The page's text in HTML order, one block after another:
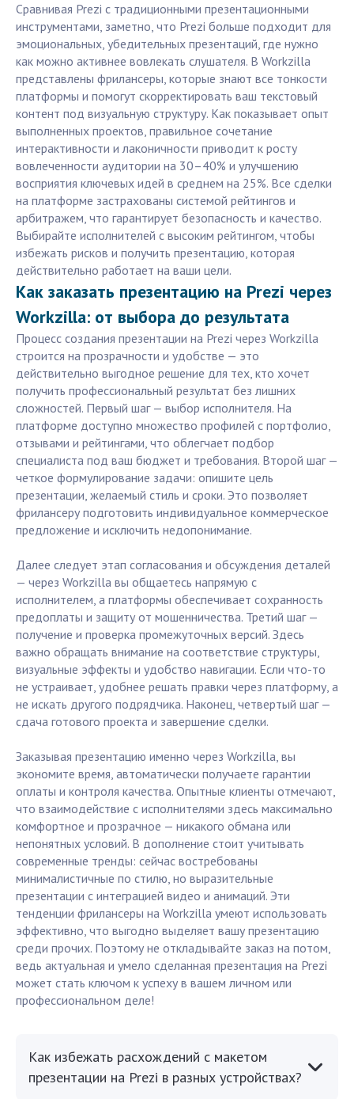
Сравнивая Prezi с традиционными презентационными
инструментами, заметно, что Prezi больше подходит для
эмоциональных, убедительных презентаций, где нужно
как можно активнее вовлекать слушателя. В Workzilla
представлены фрилансеры, которые знают все тонкости
платформы и помогут скорректировать ваш текстовый
контент под визуальную структуру. Как показывает опыт
выполненных проектов, правильное сочетание
интерактивности и лаконичности приводит к росту
вовлеченности аудитории на 30–40% и улучшению
восприятия ключевых идей в среднем на 25%. Все сделки
на платформе застрахованы системой рейтингов и
арбитражем, что гарантирует безопасность и качество.
Выбирайте исполнителей с высоким рейтингом, чтобы
избежать рисков и получить презентацию, которая
действительно работает на ваши цели.
Как заказать презентацию на Prezi через
Workzilla: от выбора до результата
Процесс создания презентации на Prezi через Workzilla
строится на прозрачности и удобстве — это
действительно выгодное решение для тех, кто хочет
получить профессиональный результат без лишних
сложностей. Первый шаг — выбор исполнителя. На
платформе доступно множество профилей с портфолио,
отзывами и рейтингами, что облегчает подбор
специалиста под ваш бюджет и требования. Второй шаг —
четкое формулирование задачи: опишите цель
презентации, желаемый стиль и сроки. Это позволяет
фрилансеру подготовить индивидуальное коммерческое
предложение и исключить недопонимание.
Далее следует этап согласования и обсуждения деталей
— через Workzilla вы общаетесь напрямую с
исполнителем, а платформы обеспечивает сохранность
предоплаты и защиту от мошенничества. Третий шаг —
получение и проверка промежуточных версий. Здесь
важно обращать внимание на соответствие структуры,
визуальные эффекты и удобство навигации. Если что-то
не устраивает, удобнее решать правки через платформу, а
не искать другого подрядчика. Наконец, четвертый шаг —
сдача готового проекта и завершение сделки.
Заказывая презентацию именно через Workzilla, вы
экономите время, автоматически получаете гарантии
оплаты и контроля качества. Опытные клиенты отмечают,
что взаимодействие с исполнителями здесь максимально
комфортное и прозрачное — никакого обмана или
непонятных условий. В дополнение стоит учитывать
современные тренды: сейчас востребованы
минималистичные по стилю, но выразительные
презентации с интеграцией видео и анимаций. Эти
тенденции фрилансеры на Workzilla умеют использовать
эффективно, что выгодно выделяет вашу презентацию
среди прочих. Поэтому не откладывайте заказ на потом,
ведь актуальная и умело сделанная презентация на Prezi
может стать ключом к успеху в вашем личном или
профессиональном деле!
Как избежать расхождений с макетом
презентации на Prezi в разных устройствах?